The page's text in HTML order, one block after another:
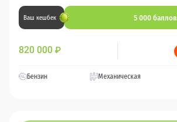
Ваш кешбек 5 000 баллов
820 000 ₽
Бензин Механическая